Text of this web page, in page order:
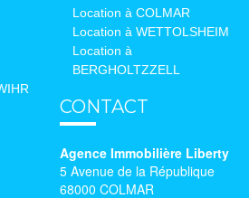
Location à COLMAR
Location à WETTOLSHEIM
Location à
BERGHOLTZZELL
CONTACT
Agence Immobilière Liberty
5 Avenue de la République
68000 COLMAR